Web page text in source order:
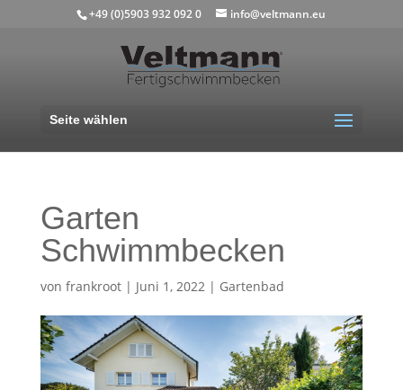
+49 (0)5903 932 092 0 info@veltmann.eu
Seite wählen
Garten
Schwimmbecken
von frankroot| Juni 1, 2022| Gartenbad